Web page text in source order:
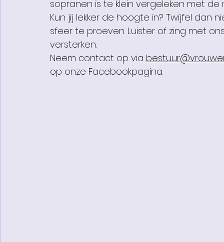
sopranen is te klein vergeleken met de
Kun jij lekker de hoogte in? Twijfel
sfeer te proeven. Luister of zing met
versterken.
Neem contact op via
op onze Facebookpagina.